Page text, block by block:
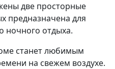
две просторные
предназначена для
ночного отдыха.
станет любимым
на свежем воздухе.